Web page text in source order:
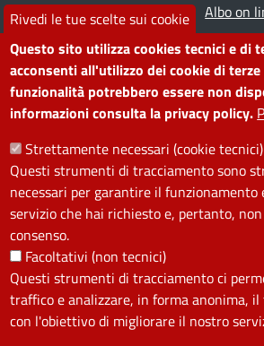
Rivedi le tue scelte sui cookie
Questo sito utilizza cookies tecnici e di
acconsenti all'utilizzo dei cookie di
funzionalità potrebbero essere non
informazioni consulta la privacy policy.
Strettamente necessari (cookie tecnici)
Questi strumenti di tracciamento sono
necessari per garantire il
servizio che hai richiesto e, pertanto,
consenso.
Facoltativi (non tecnici)
Questi strumenti di tracciamento ci
traffico e analizzare, in forma anonima,
con l'obiettivo di migliorare il nostro
Prenota appuntamento
Segnala disservizio
Amministrazione
trasparente
Note legali
Albo on
Piano di
servizi
Contatti
SEGUICI SU
Facebook
Instagram
YouTube
Telegram
WhatsApp
TwitterLinkedin
PRIVACY
Useful links section
La Privacy nel Comune